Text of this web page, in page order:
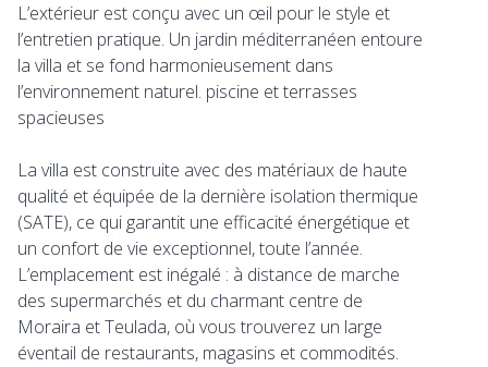
L’extérieur est conçu avec un œil pour le style et
l’entretien pratique. Un jardin méditerranéen entoure
la villa et se fond harmonieusement dans
l’environnement naturel. piscine et terrasses
spacieuses
La villa est construite avec des matériaux de haute
qualité et équipée de la dernière isolation thermique
(SATE), ce qui garantit une efficacité énergétique et
un confort de vie exceptionnel, toute l’année.
L’emplacement est inégalé : à distance de marche
des supermarchés et du charmant centre de
Moraira et Teulada, où vous trouverez un large
éventail de restaurants, magasins et commodités.